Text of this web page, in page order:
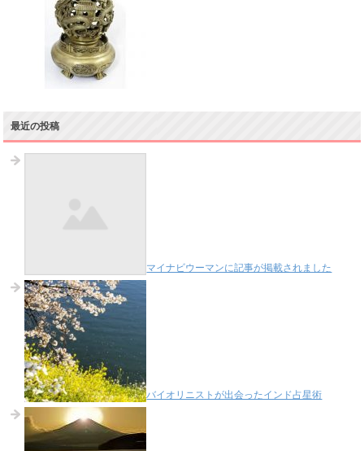
最近の投稿
マイナビウーマンに記事が掲載されました
バイオリニストが出会ったインド占星術